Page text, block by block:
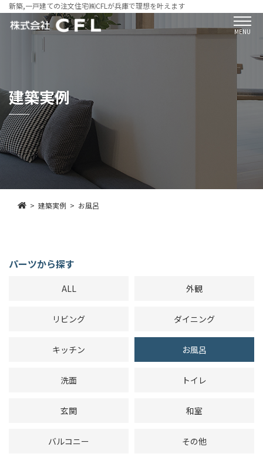
新築,一戸建ての注文住宅㈱CFLが兵庫で理想を叶えます
MENU
建築実例
建築実例 お風呂
パーツから探す
ALL 外観
リビング ダイニング
キッチン お風呂
洗面 トイレ
玄関 和室
バルコニー その他